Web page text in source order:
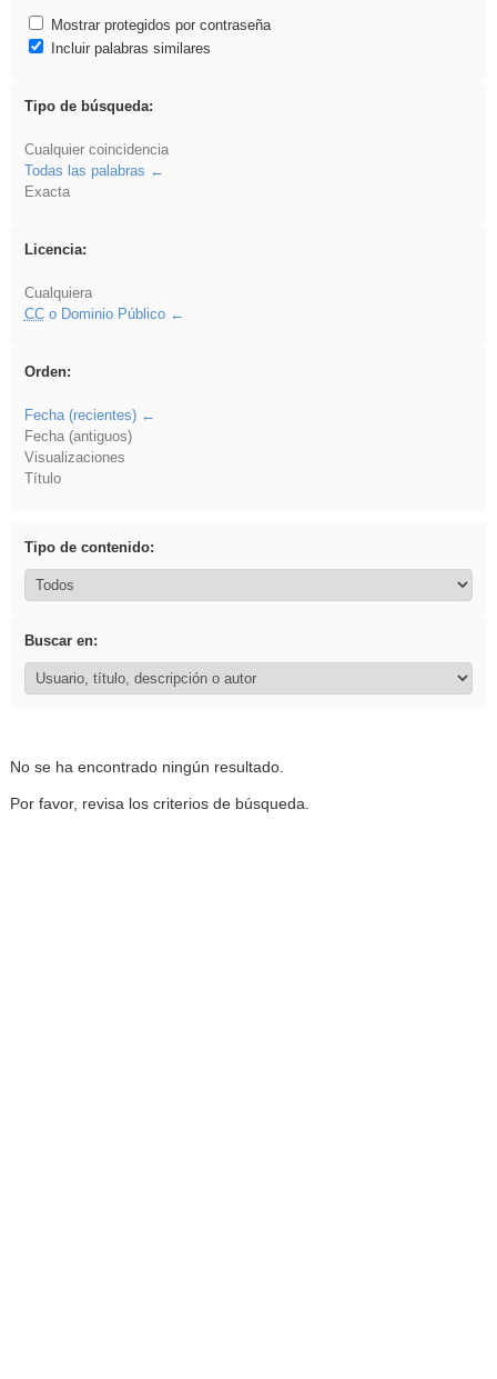
Mostrar protegidos por contraseña
Incluir palabras similares
Tipo de búsqueda:
Cualquier coincidencia
Todas las palabras
Exacta
Licencia:
Cualquiera
CCo Dominio Público
Orden:
Fecha (recientes)
Fecha (antiguos)
Visualizaciones
Título
Tipo de contenido:
Buscar en:
No se ha encontrado ningún resultado.
Por favor, revisa los criterios de búsqueda.